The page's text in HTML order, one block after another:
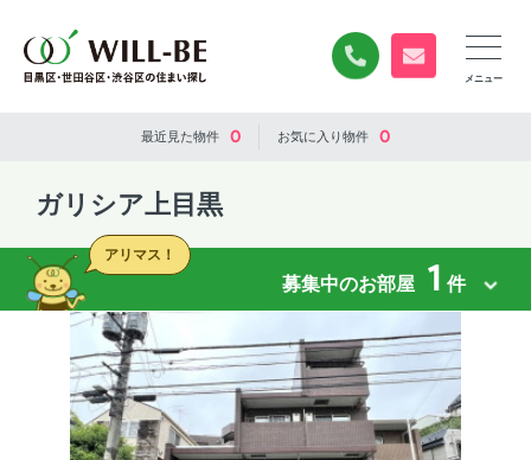
0120-840-834
無料お問い合
最近見た物件 0 お気に入り物件 0
ガリシア上目黒
募集中のお部屋 1 件
アリマス！